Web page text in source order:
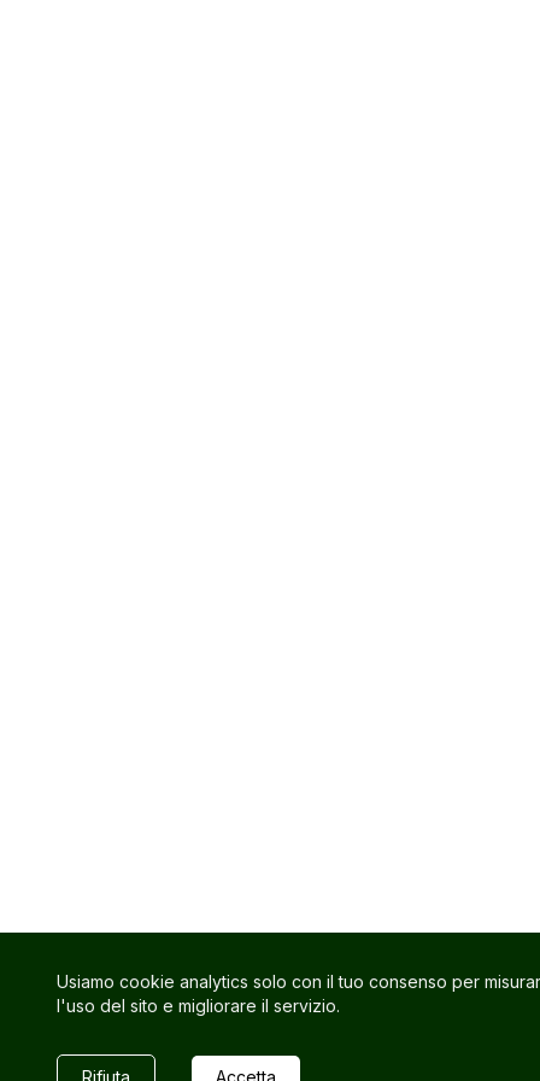
Usiamo cookie analytics solo con il tuo consenso per
l'uso del sito e migliorare il servizio.
Rifiuta Accetta